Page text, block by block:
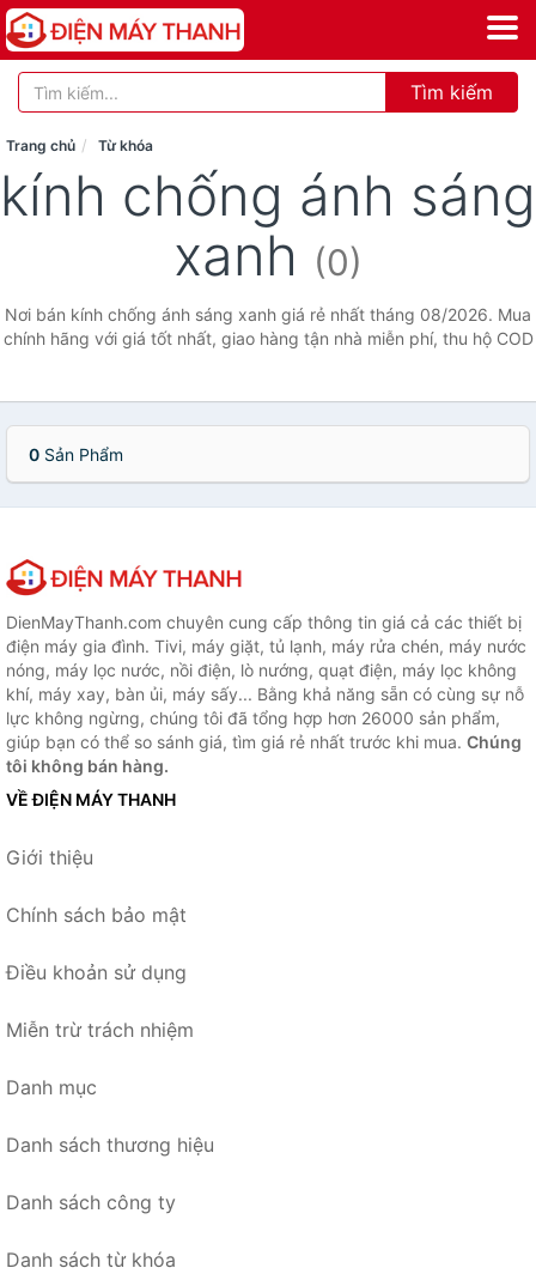
Tìm kiếm
Trang chủ Từ khóa
kính chống ánh sáng
xanh (0)
Nơi bán kính chống ánh sáng xanh giá rẻ nhất tháng 08/2026. Mua
chính hãng với giá tốt nhất, giao hàng tận nhà miễn phí, thu hộ COD
0 Sản Phẩm
DienMayThanh.com chuyên cung cấp thông tin giá cả các thiết bị
điện máy gia đình. Tivi, máy giặt, tủ lạnh, máy rửa chén, máy nước
nóng, máy lọc nước, nồi điện, lò nướng, quạt điện, máy lọc không
khí, máy xay, bàn ủi, máy sấy... Bằng khả năng sẵn có cùng sự nỗ
lực không ngừng, chúng tôi đã tổng hợp hơn 26000 sản phẩm,
giúp bạn có thể so sánh giá, tìm giá rẻ nhất trước khi mua. Chúng
tôi không bán hàng.
VỀ ĐIỆN MÁY THANH
Giới thiệu
Chính sách bảo mật
Điều khoản sử dụng
Miễn trừ trách nhiệm
Danh mục
Danh sách thương hiệu
Danh sách công ty
Danh sách từ khóa